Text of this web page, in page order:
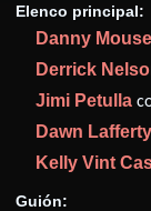
Elenco principal:
Danny
Derrick
Jimi Petulla
Dawn Lafferty
Kelly Vint
Guión: